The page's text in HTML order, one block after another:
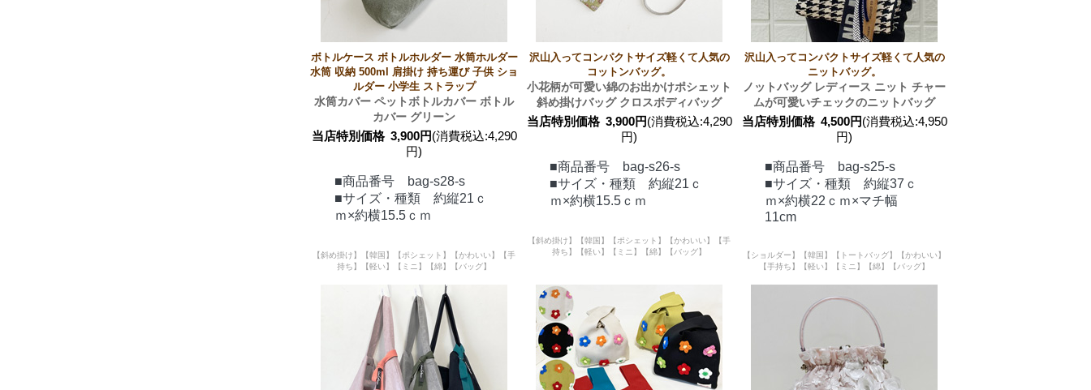
ボトルケース ボトルホルダー 水筒ホルダー
水筒 収納 500ml 肩掛け 持ち運び 子供 ショ
ルダー 小学生 ストラップ
水筒カバー ペットボトルカバー ボトル
カバー グリーン
当店特別価格 3,900円(消費税込:4,290
円)
■商品番号 bag-s28-s
■サイズ・種類 約縦21ｃ
ｍ×約横15.5ｃｍ
【斜め掛け】【韓国】【ポシェット】【かわいい】【手
持ち】【軽い】【ミニ】【綿】【バッグ】
沢山入ってコンパクトサイズ軽くて人気の
コットンバッグ。
小花柄が可愛い綿のお出かけポシェット
斜め掛けバッグ クロスボディバッグ
当店特別価格 3,900円(消費税込:4,290
円)
■商品番号 bag-s26-s
■サイズ・種類 約縦21ｃ
ｍ×約横15.5ｃｍ
【斜め掛け】【韓国】【ポシェット】【かわいい】【手
持ち】【軽い】【ミニ】【綿】【バッグ】
沢山入ってコンパクトサイズ軽くて人気の
ニットバッグ。
ノットバッグ レディース ニット チャー
ムが可愛いチェックのニットバッグ
当店特別価格 4,500円(消費税込:4,950
円)
■商品番号 bag-s25-s
■サイズ・種類 約縦37ｃ
ｍ×約横22ｃｍ×マチ幅
11cm
【ショルダー】【韓国】【トートバッグ】【かわいい】
【手持ち】【軽い】【ミニ】【綿】【バッグ】